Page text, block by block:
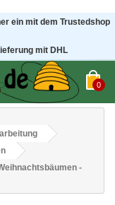
ein mit dem Trustedshop
mit DHL
0
-